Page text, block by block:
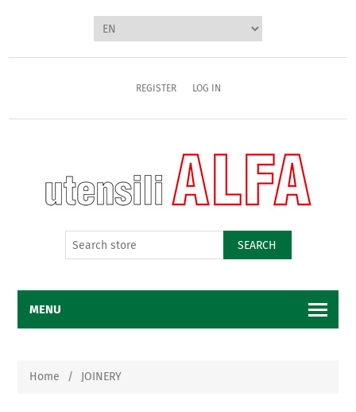
REGISTER LOG IN
SEARCH
MENU
Home / JOINERY